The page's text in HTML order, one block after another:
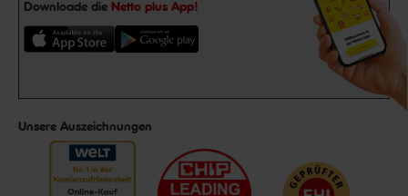
Downloade die Netto plus App!
Unsere Auszeichnungen